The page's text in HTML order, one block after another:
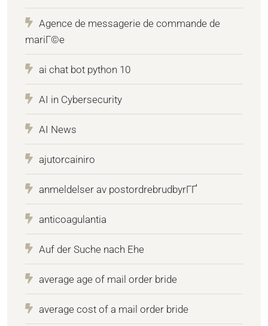
Agence de messagerie de commande de
mariГ©e
ai chat bot python 10
AI in Cybersecurity
AI News
ajutorcainiro
anmeldelser av postordrebrudbyrГҐ
anticoagulantia
Auf der Suche nach Ehe
average age of mail order bride
average cost of a mail order bride